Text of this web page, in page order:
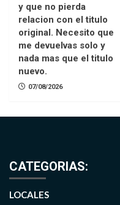
y que no pierda
relacion con el titulo
original. Necesito que
me devuelvas solo y
nada mas que el titulo
nuevo.
07/08/2026
CATEGORIAS:
LOCALES